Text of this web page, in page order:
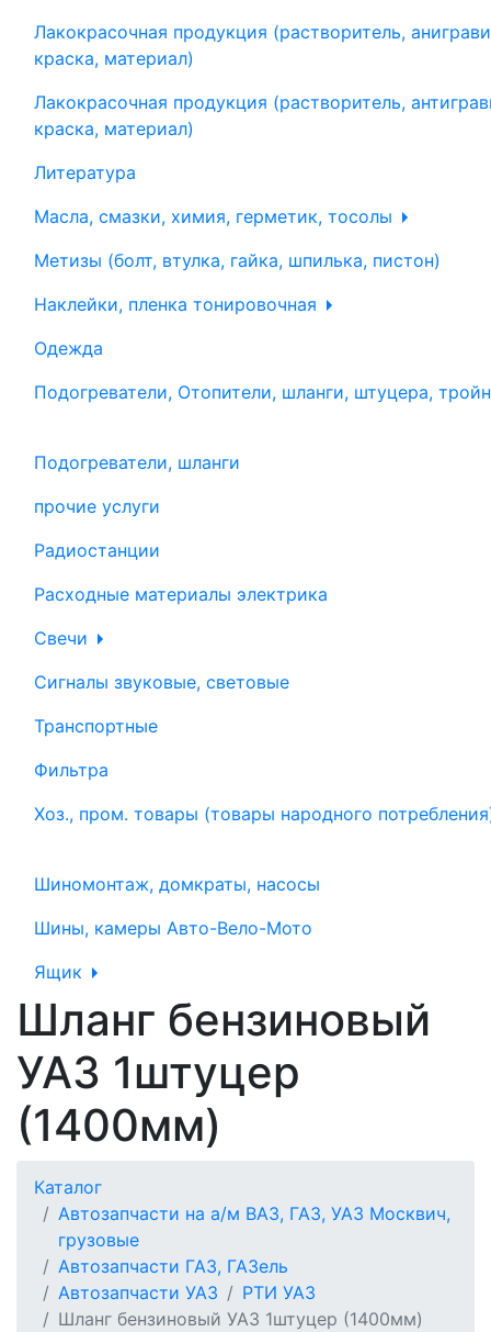
Лакокрасочная продукция (растворитель,
краска, материал)
Лакокрасочная продукция (растворитель,
краска, материал)
Литература
Масла, смазки, химия, герметик, тосолы
Метизы (болт, втулка, гайка, шпилька, пистон)
Наклейки, пленка тонировочная
Одежда
Подогреватели, Отопители, шланги, штуцера,
Подогреватели, шланги
прочие услуги
Радиостанции
Расходные материалы электрика
Свечи
Сигналы звуковые, световые
Транспортные
Фильтра
Хоз., пром. товары (товары народного
Шиномонтаж, домкраты, насосы
Шины, камеры Авто-Вело-Мото
Ящик
Шланг бензиновый
УАЗ 1штуцер
(1400мм)
Каталог
Автозапчасти на а/м ВАЗ, ГАЗ, УАЗ Москвич,
грузовые
Автозапчасти ГАЗ, ГАЗель
Автозапчасти УАЗ
РТИ УАЗ
Шланг бензиновый УАЗ 1штуцер (1400мм)